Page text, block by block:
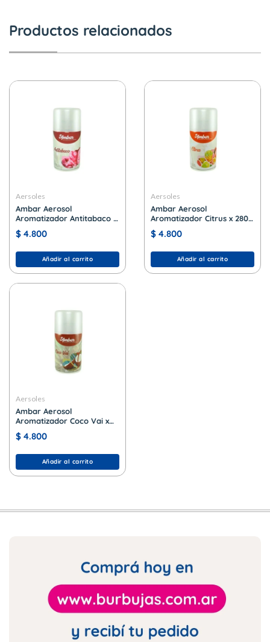
Productos relacionados
Aersoles
Ambar Aerosol
Aromatizador Antitabaco x
280 cc.
$ 4.800
Añadir al carrito
Aersoles
Ambar Aerosol
Aromatizador Citrus x 280
cc.
$ 4.800
Añadir al carrito
Aersoles
Ambar Aerosol
Aromatizador Coco Vai x
280 cc.
$ 4.800
Añadir al carrito